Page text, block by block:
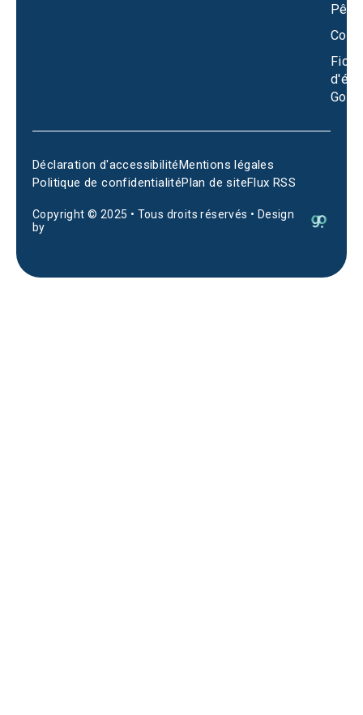
Fiche
Copyright © 2025 • Tous droits réservés • Design
by
Déclaration d'accessibilitéMentions légales
Politique de confidentialitéPlan de siteFlux RSS